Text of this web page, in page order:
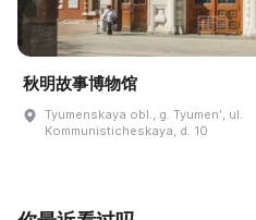
秋明故事博物馆
Tyumenskaya obl., g. Tyumenʹ, ul.
Kommunisticheskaya, d. 10